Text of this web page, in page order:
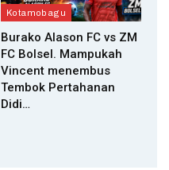
Kotamobagu
Burako Alason FC vs ZM
FC Bolsel. Mampukah
Vincent menembus
Tembok Pertahanan
Didi…